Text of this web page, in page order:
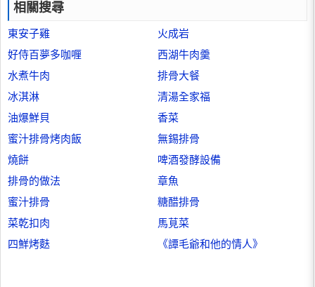
相關搜尋
東安子雞
火成岩
好侍百夢多咖喱
西湖牛肉羹
水煮牛肉
排骨大餐
冰淇淋
清湯全家福
油爆鮮貝
香菜
蜜汁排骨烤肉飯
無錫排骨
燒餅
啤酒發酵設備
排骨的做法
章魚
蜜汁排骨
糖醋排骨
菜乾扣肉
馬莧菜
四鮮烤麩
《譚毛爺和他的情人》